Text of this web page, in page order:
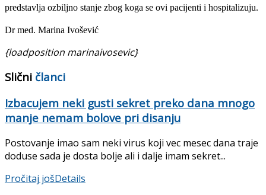
predstavlja ozbiljno stanje zbog koga se ovi pacijenti i hospitalizuju.
Dr med. Marina Ivošević
{loadposition marinaivosevic}
Slični članci
Izbacujem neki gusti sekret preko dana mnogo
manje nemam bolove pri disanju
Postovanje imao sam neki virus koji vec mesec dana traje
doduse sada je dosta bolje ali i dalje imam sekret...
Pročitaj jošDetails